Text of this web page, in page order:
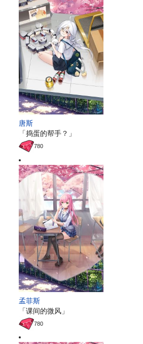
唐斯
「捣蛋的帮手？」
780
孟菲斯
「课间的微风」
780